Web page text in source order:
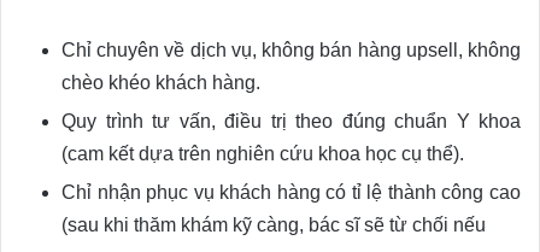
Chỉ chuyên về dịch vụ, không bán hàng upsell, không
chèo khéo khách hàng.
Quy trình tư vấn, điều trị theo đúng chuẩn Y khoa
(cam kết dựa trên nghiên cứu khoa học cụ thể).
Chỉ nhận phục vụ khách hàng có tỉ lệ thành công cao
(sau khi thăm khám kỹ càng, bác sĩ sẽ từ chối nếu